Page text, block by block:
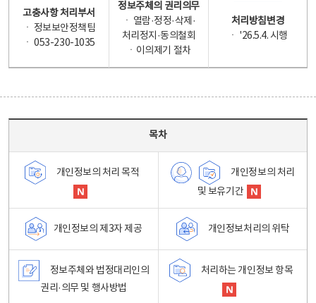
고충사항 처리부서
ㆍ 정보보안정책팀
ㆍ 053-230-1035
정보주체의 권리의무
ㆍ 열람·정정·삭제·
처리정지·동의철회
ㆍ이의제기 절차
처리방침변경
ㆍ '26.5.4. 시행
목차
개인정보의 처리 목적
개인정보의 처리
및 보유기간
개인정보의 제3자 제공 개인정보처리의 위탁
정보주체와 법정대리인의
권리·의무 및 행사방법
처리하는 개인정보 항목